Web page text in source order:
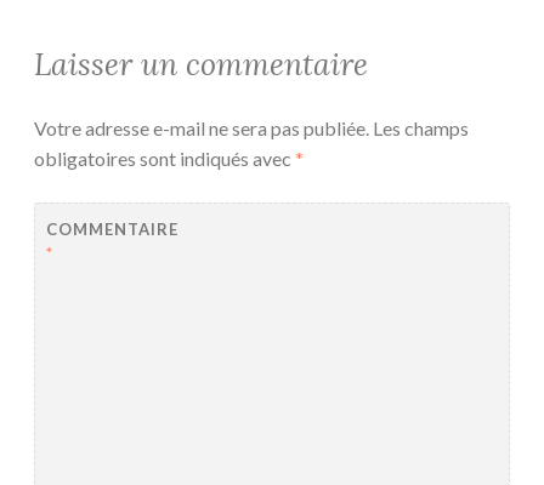
Laisser un commentaire
Votre adresse e-mail ne sera pas publiée. Les champs
obligatoires sont indiqués avec *
COMMENTAIRE
*